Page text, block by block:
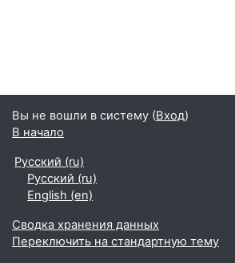
Вы не вошли в систему (Вход)
В начало
Русский ‎(ru)‎
Русский ‎(ru)‎
English ‎(en)‎
Сводка хранения данных
Переключить на стандартную тему